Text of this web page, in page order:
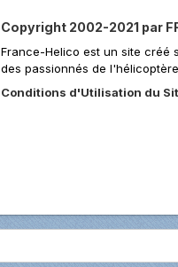
Copyright 2002-2021 par
France-Helico est un site créé
des passionnés de
Conditions d'Utilisation du